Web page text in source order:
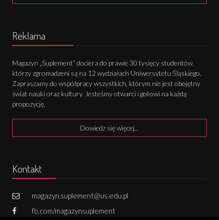
Reklama
Magazyn „Suplement” dociera do prawie 30 tysięcy studentów,
którzy zgromadzeni są na 12 wydziałach Uniwersytetu Śląskiego.
Zapraszamy do współpracy wszystkich, którym nie jest obojętny
świat nauki oraz kultury. Jesteśmy otwarci i gotowi na każdą
propozycję.
Dowiedz się więcej...
Kontakt
magazyn.suplement@us.edu.pl
fb.com/magazynsuplement